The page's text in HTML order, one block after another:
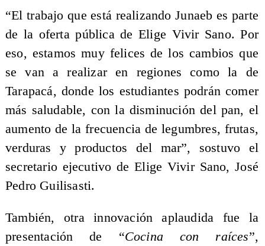
“El trabajo que está realizando Junaeb es parte
de la oferta pública de Elige Vivir Sano. Por
eso, estamos muy felices de los cambios que
se van a realizar en regiones como la de
Tarapacá, donde los estudiantes podrán comer
más saludable, con la disminución del pan, el
aumento de la frecuencia de legumbres, frutas,
verduras y productos del mar”, sostuvo el
secretario ejecutivo de Elige Vivir Sano, José
Pedro Guilisasti.
También, otra innovación aplaudida fue la
presentación de “Cocina con raíces”,